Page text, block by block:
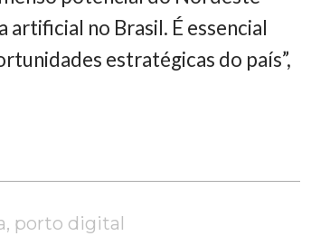
no Brasil. É essencial
estratégicas do país”,
, porto digital